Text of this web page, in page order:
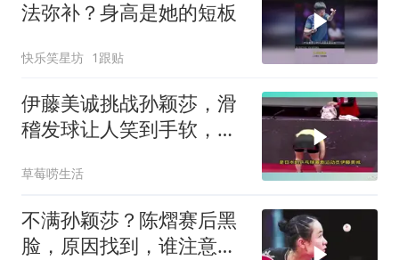
法弥补？身高是她的短板
快乐笑星坊 1跟贴
伊藤美诚挑战孙颖莎，滑
稽发球让人笑到手软，结
草莓唠生活
不满孙颖莎？陈熠赛后黑
脸，原因找到，谁注意她